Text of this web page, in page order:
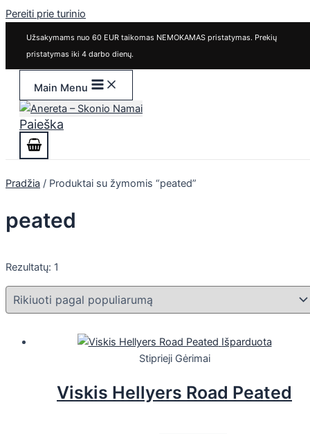
Pereiti prie turinio
Užsakymams nuo 60 EUR taikomas NEMOKAMAS pristatymas. Prekių
pristatymas iki 4 darbo dienų.
Main Menu
Paieška
Pradžia / Produktai su žymomis “peated”
peated
Rezultatų: 1
Išparduota
Stiprieji Gėrimai
Viskis Hellyers Road Peated